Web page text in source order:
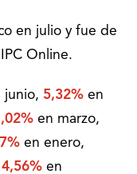
en julio y fue de
Online.
junio, 5,32% en
en marzo,
en enero,
en